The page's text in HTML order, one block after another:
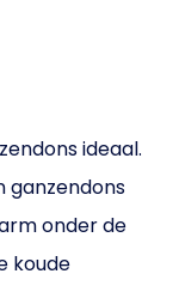
ideaal.
ganzendons
onder de
koude